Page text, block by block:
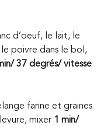
d’oeuf, le lait, le
poivre dans le bol,
37 degrés/ vitesse
farine et graines
mixer 1 min/